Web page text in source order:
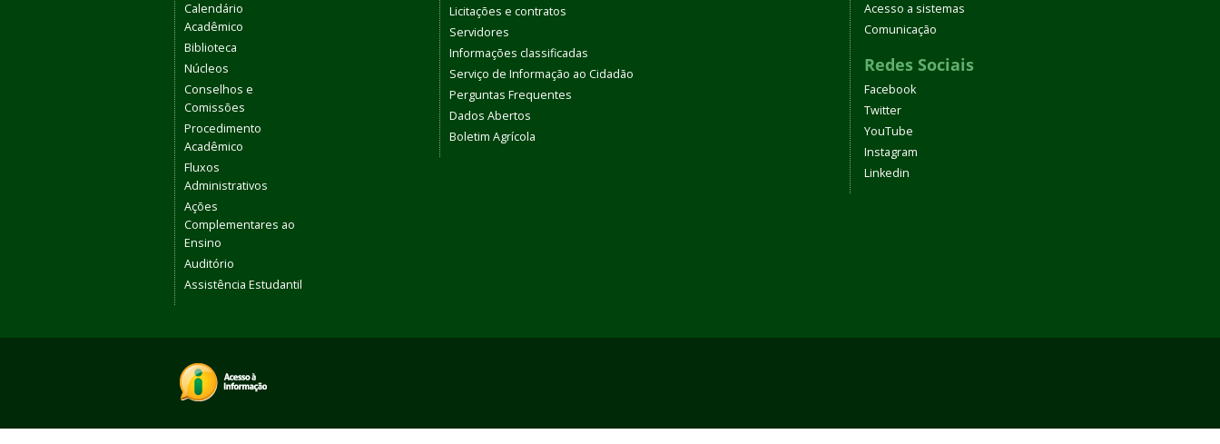
Calendário
Acadêmico
Biblioteca
Núcleos
Conselhos e
Comissões
Procedimento
Acadêmico
Fluxos
Administrativos
Ações
Complementares ao
Ensino
Auditório
Assistência Estudantil
Licitações e contratos
Servidores
Informações classificadas
Serviço de Informação ao Cidadão
Perguntas Frequentes
Dados Abertos
Boletim Agrícola
Acesso a sistemas
Comunicação
Redes Sociais
Facebook
Twitter
YouTube
Instagram
Linkedin